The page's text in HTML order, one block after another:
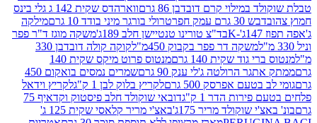
קרם דובדבן 86 גרם
ווארהדס שקית 142 ג גלי בינס
דבש 30 גרם עמק חפר
טרולי בורגר מיני בודד 10 גרם
מילקה
בד"צ טורינו טנטיישן חלב 189ג'
משקה מוגז ד"ר פפר
משקה דר פפר בקבוק 450מ"ל
קוקה קולה דובדבן 330
גוד שקית 140 גרם
מנטוס פרוט מיקס שקית 140
הרולטה ג'לי ענק 90 גרם
שמרים נמסים בואקום 450
אפרסק 500 גרם
לקריץ בלוק לבן 1 ק"ג
לקריץ וידאל
הדר 1 ק"ג
דובאי שוקולד חלב פיסטוק וקדאיף 75
שוקולד מריר 175ג'
באצ'י מריר קלאסי שקית 125 ג'